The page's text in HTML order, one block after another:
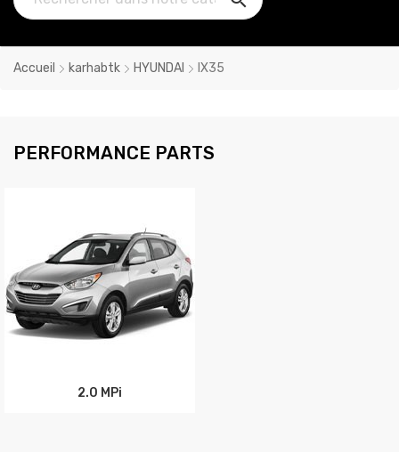
250DT D'ACHATS
Accueil karhabtk HYUNDAI IX35
PERFORMANCE PARTS
2.0 MPi